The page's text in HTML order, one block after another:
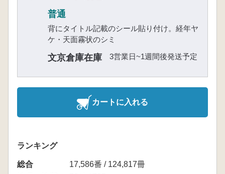
普通
背にタイトル記載のシール貼り付け。経年ヤ
ケ・天面霧状のシミ
文京倉庫在庫 3営業日~1週間後発送予定
カートに入れる
ランキング
総合
17,586番 / 124,817冊